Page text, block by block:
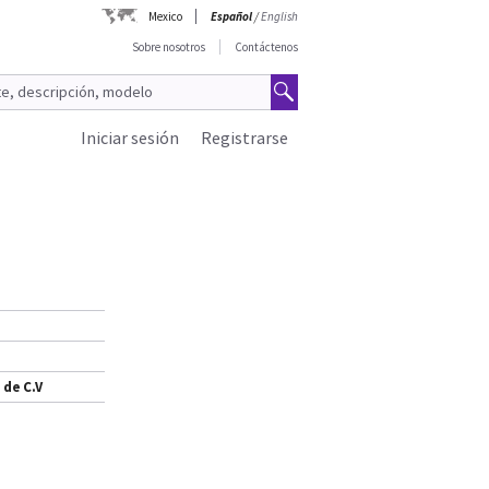
Mexico Español/English
Sobre nosotros
Contáctenos
Registrarse
Iniciar sesión
C.V